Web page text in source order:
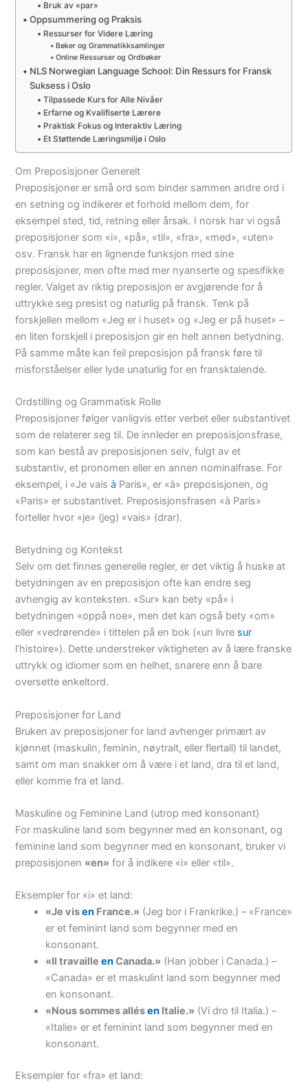
Bruk av «par»
Oppsummering og Praksis
Ressurser for Videre Læring
Bøker og Grammatikksamlinger
Online Ressurser og Ordbøker
NLS Norwegian Language School: Din Ressurs for Fransk
Suksess i Oslo
Tilpassede Kurs for Alle Nivåer
Erfarne og Kvalifiserte Lærere
Praktisk Fokus og Interaktiv Læring
Et Støttende Læringsmiljø i Oslo
Om Preposisjoner Generelt
Preposisjoner er små ord som binder sammen andre ord i
en setning og indikerer et forhold mellom dem, for
eksempel sted, tid, retning eller årsak. I norsk har vi også
preposisjoner som «i», «på», «til», «fra», «med», «uten»
osv. Fransk har en lignende funksjon med sine
preposisjoner, men ofte med mer nyanserte og spesifikke
regler. Valget av riktig preposisjon er avgjørende for å
uttrykke seg presist og naturlig på fransk. Tenk på
forskjellen mellom «Jeg er i huset» og «Jeg er på huset» –
en liten forskjell i preposisjon gir en helt annen betydning.
På samme måte kan feil preposisjon på fransk føre til
misforståelser eller lyde unaturlig for en fransktalende.
Ordstilling og Grammatisk Rolle
Preposisjoner følger vanligvis etter verbet eller substantivet
som de relaterer seg til. De innleder en preposisjonsfrase,
som kan bestå av preposisjonen selv, fulgt av et
substantiv, et pronomen eller en annen nominalfrase. For
eksempel, i «Je vaisà Paris», er «à» preposisjonen, og
«Paris» er substantivet. Preposisjonsfrasen «à Paris»
forteller hvor «je» (jeg) «vais» (drar).
Betydning og Kontekst
Selv om det finnes generelle regler, er det viktig å huske at
betydningen av en preposisjon ofte kan endre seg
avhengig av konteksten. «Sur» kan bety «på» i
betydningen «oppå noe», men det kan også bety «om»
eller «vedrørende» i tittelen på en bok («un livre sur
l’histoire»). Dette understreker viktigheten av å lære franske
uttrykk og idiomer som en helhet, snarere enn å bare
oversette enkeltord.
Preposisjoner for Land
Bruken av preposisjoner for land avhenger primært av
kjønnet (maskulin, feminin, nøytralt, eller flertall) til landet,
samt om man snakker om å være i et land, dra til et land,
eller komme fra et land.
Maskuline og Feminine Land (utrop med konsonant)
For maskuline land som begynner med en konsonant, og
feminine land som begynner med en konsonant, bruker vi
preposisjonen «en» for å indikere «i» eller «til».
Eksempler for «i» et land:
«Je visen France.» (Jeg bor i Frankrike.) – «France»
er et feminint land som begynner med en
konsonant.
«Il travailleenCanada.» (Han jobber i Canada.) –
«Canada» er et maskulint land som begynner med
en konsonant.
«Nous sommes allésen Italie.» (Vi dro til Italia.) –
«Italie» er et feminint land som begynner med en
konsonant.
Eksempler for «fra» et land: